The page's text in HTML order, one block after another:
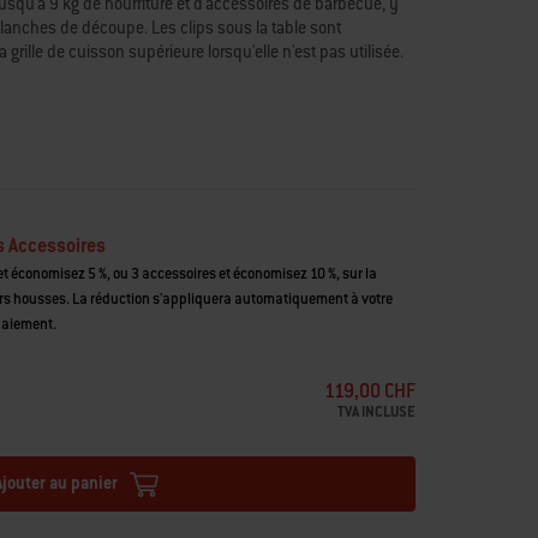
de découpe. Les clips sous la table sont
de cuisson supérieure lorsqu'elle n'est pas utilisée.
travail et peut contenir jusqu'à 9 kg
Accessoires
économisez 5 %, ou 3 accessoires et économisez 10 %, sur la
housses. La réduction s'appliquera automatiquement à votre
119,00 CHF
TVA INCLUSE
au panier